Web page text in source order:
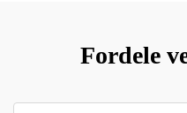
Fordele